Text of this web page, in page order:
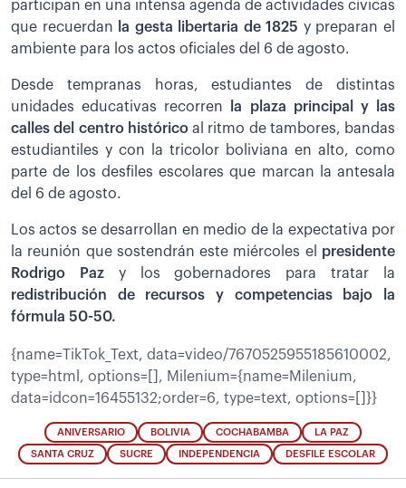
participan en una intensa agenda de actividades cívicas
que recuerdan
la gesta libertaria de 1825 y preparan el
ambiente para los actos oficiales del 6 de agosto.
Desde tempranas horas, estudiantes de distintas
unidades educativas recorren la plaza principal y las
calles del centro históricoal ritmo de tambores, bandas
estudiantiles y con la tricolor boliviana en alto, como
parte de los desfiles escolares que marcan la antesala
del 6 de agosto.
Los actos se desarrollan en medio de la expectativa por
la reunión que sostendrán este miércoles el presidente
Rodrigo Pazy los gobernadores para tratar la
redistribución de recursos y competencias bajo la
fórmula 50-50.
{name=TikTok_Text, data=video/7670525955185610002,
type=html, options=[], Milenium={name=Milenium,
data=idcon=16455132;order=6, type=text, options=[]}}
ANIVERSARIO BOLIVIA COCHABAMBA LA PAZ
SANTA CRUZ SUCRE INDEPENDENCIA DESFILE ESCOLAR